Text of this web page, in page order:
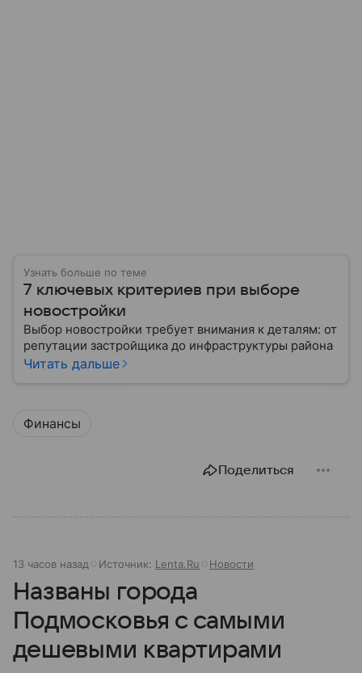
Узнать больше по теме
7 ключевых критериев при выборе
новостройки
Выбор новостройки требует внимания к деталям: от
репутации застройщика до инфраструктуры района
Читать дальше
Финансы
Поделиться
13 часов назад Источник: Lenta.Ru Новости
Названы города
Подмосковья с самыми
дешевыми квартирами